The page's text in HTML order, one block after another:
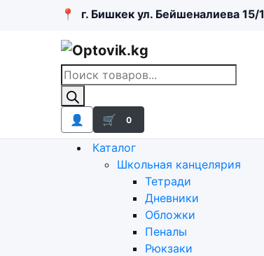
📍 г. Бишкек ул. Бейшеналиева 15/1
Поиск
товаров
👤 🛒 0
Каталог
Школьная канцелярия
Тетради
Дневники
Обложки
Пеналы
Рюкзаки